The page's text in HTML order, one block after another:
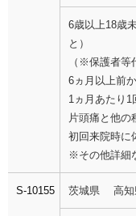
6歳以上18歳
と）
（※保護者等
6ヵ月以上前
1ヵ月あたり1
片頭痛と他の
初回来院時に
※その他詳細
S-10155 茨城県 高知